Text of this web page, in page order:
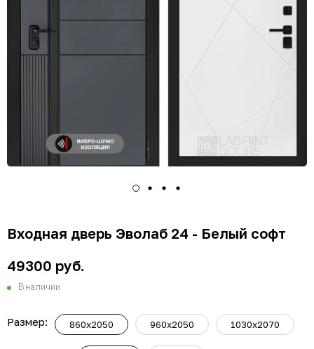
Входная дверь Эволаб 24 - Белый софт
49300 руб.
В наличии
Размер: 860x2050 960x2050 1030x2070